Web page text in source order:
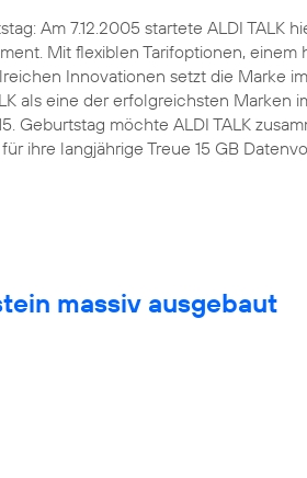
Am 7.12.2005 startete ALDI TALK
Mit flexiblen Tarifoptionen, einem
Innovationen setzt die Marke
als eine der erfolgreichsten Marken
Geburtstag möchte ALDI TALK
ihre langjährige Treue 15 GB
massiv ausgebaut